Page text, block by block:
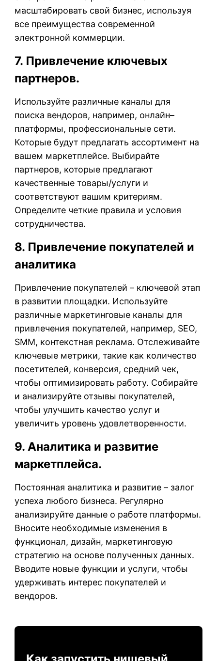
масштабировать свой бизнес, используя
все преимущества современной
электронной коммерции.
7. Привлечение ключевых
партнеров.
Используйте различные каналы для
поиска вендоров, например, онлайн–
платформы, профессиональные сети.
Которые будут предлагать ассортимент на
вашем маркетплейсе. Выбирайте
партнеров, которые предлагают
качественные товары/услуги и
соответствуют вашим критериям.
Определите четкие правила и условия
сотрудничества.
8. Привлечение покупателей и
аналитика
Привлечение покупателей – ключевой этап
в развитии площадки. Используйте
различные маркетинговые каналы для
привлечения покупателей, например, SEO,
SMM, контекстная реклама. Отслеживайте
ключевые метрики, такие как количество
посетителей, конверсия, средний чек,
чтобы оптимизировать работу. Собирайте
и анализируйте отзывы покупателей,
чтобы улучшить качество услуг и
увеличить уровень удовлетворенности.
9. Аналитика и развитие
маркетплейса.
Постоянная аналитика и развитие – залог
успеха любого бизнеса. Регулярно
анализируйте данные о работе платформы.
Вносите необходимые изменения в
функционал, дизайн, маркетинговую
стратегию на основе полученных данных.
Вводите новые функции и услуги, чтобы
удерживать интерес покупателей и
вендоров.